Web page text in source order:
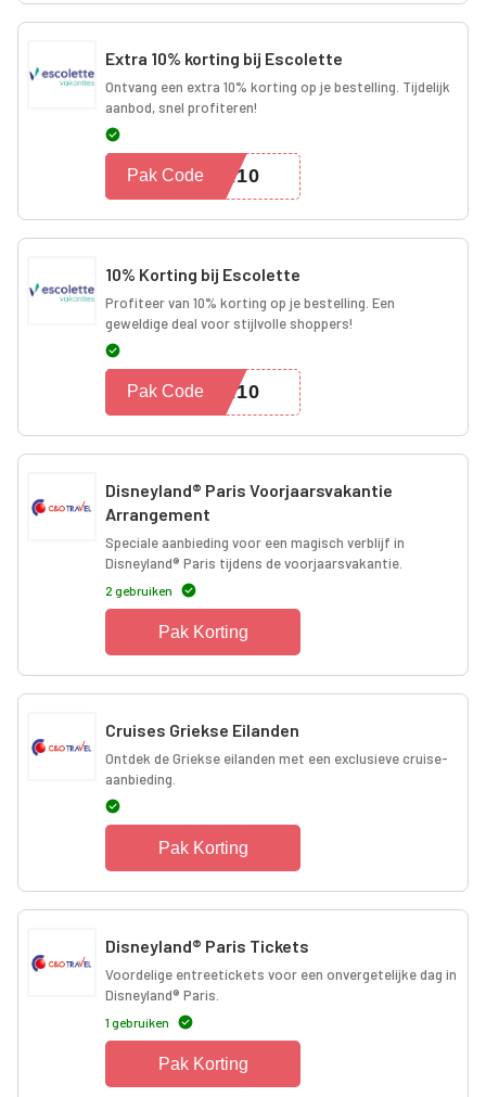
Extra 10% korting bij Escolette
Ontvang een extra 10% korting op je bestelling. Tijdelijk
aanbod, snel profiteren!
RA10
Pak Code
10% Korting bij Escolette
Profiteer van 10% korting op je bestelling. Een
geweldige deal voor stijlvolle shoppers!
A10
Pak Code
Disneyland® Paris Voorjaarsvakantie
Arrangement
Speciale aanbieding voor een magisch verblijf in
Disneyland® Paris tijdens de voorjaarsvakantie.
2 gebruiken
Pak Korting
Cruises Griekse Eilanden
Ontdek de Griekse eilanden met een exclusieve cruise-
aanbieding.
Pak Korting
Disneyland® Paris Tickets
Voordelige entreetickets voor een onvergetelijke dag in
Disneyland® Paris.
1 gebruiken
Pak Korting